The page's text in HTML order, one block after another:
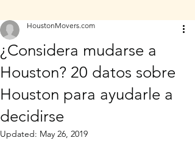
¿Considera mudarse a
Houston? 20 datos sobre
Houston para ayudarle a
decidirse
HoustonMovers.com
Updated: May 26, 2019